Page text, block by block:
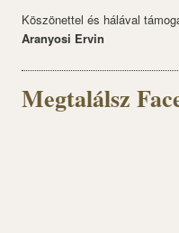
Köszönettel és hálával
Aranyosi Ervin
Megtalálsz